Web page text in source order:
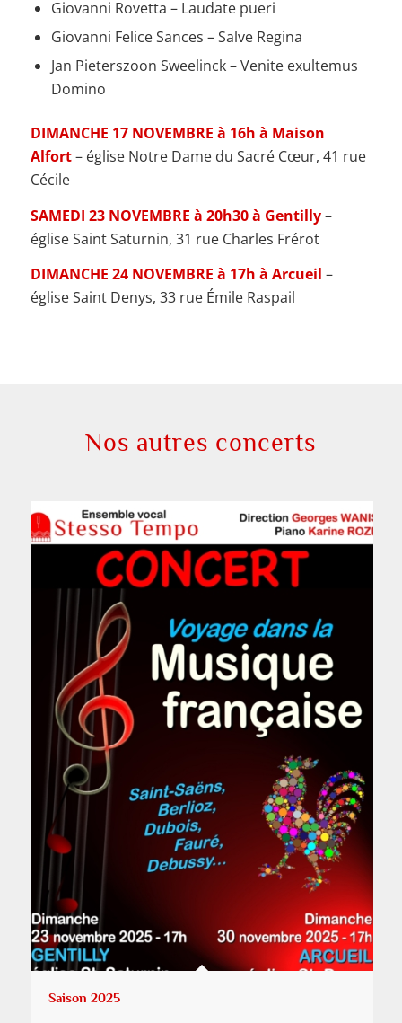
Giovanni Rovetta – Laudate pueri
Giovanni Felice Sances – Salve Regina
Jan Pieterszoon Sweelinck – Venite exultemus
Domino
DIMANCHE 17 NOVEMBRE à 16h à Maison
Alfort– église Notre Dame du Sacré Cœur, 41 rue
Cécile
SAMEDI 23 NOVEMBRE à 20h30 à Gentilly–
église Saint Saturnin, 31 rue Charles Frérot
DIMANCHE 24 NOVEMBRE à 17h à Arcueil –
église Saint Denys, 33 rue Émile Raspail
Nos autres concerts
Saison 2025